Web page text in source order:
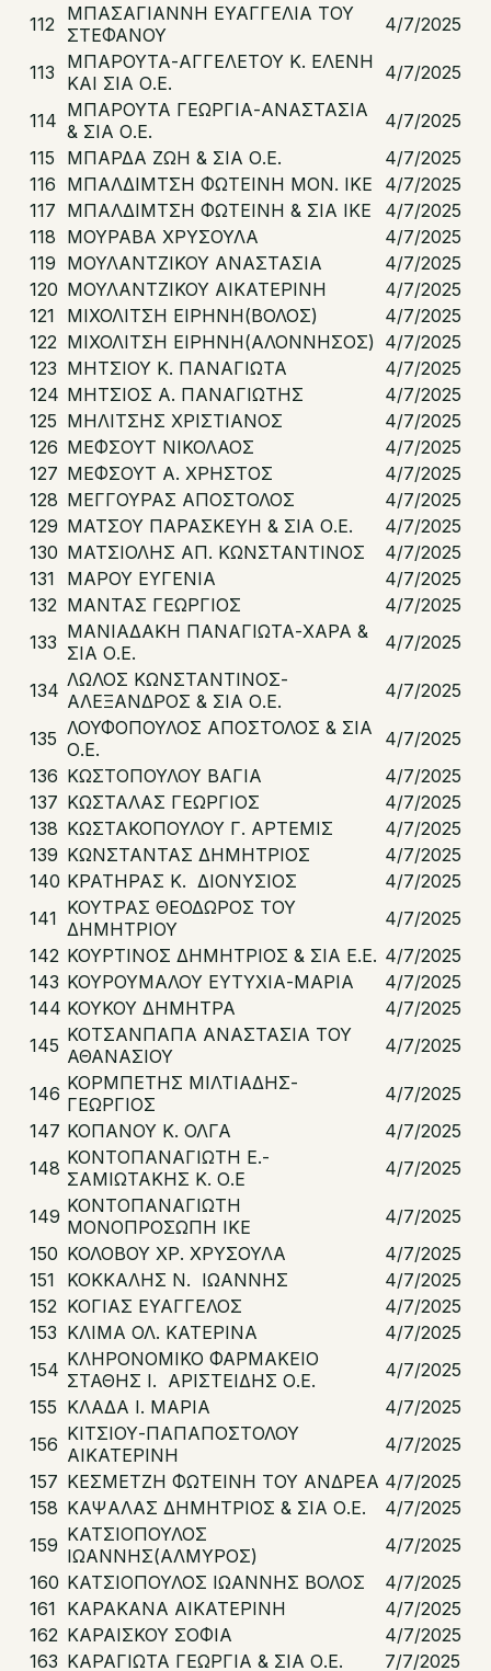
112 ΜΠΑΣΑΓΙΑΝΝΗ ΕΥΑΓΓΕΛΙΑ ΤΟΥ
ΣΤΕΦΑΝΟΥ
4/7/2025
113
ΜΠΑΡΟΥΤΑ-ΑΓΓΕΛΕΤΟΥ Κ. ΕΛΕΝΗ
ΚΑΙ ΣΙΑ Ο.Ε.
4/7/2025
114 ΜΠΑΡΟΥΤΑ ΓΕΩΡΓΙΑ-ΑΝΑΣΤΑΣΙΑ
& ΣΙΑ Ο.Ε.
4/7/2025
115
ΜΠΑΡΔΑ ΖΩΗ & ΣΙΑ Ο.Ε.
4/7/2025
116 ΜΠΑΛΔΙΜΤΣΗ ΦΩΤΕΙΝΗ ΜΟΝ. ΙΚΕ
4/7/2025
117 ΜΠΑΛΔΙΜΤΣΗ ΦΩΤΕΙΝΗ & ΣΙΑ ΙΚΕ
4/7/2025
118 ΜΟΥΡΑΒΑ ΧΡΥΣΟΥΛΑ
4/7/2025
119 ΜΟΥΛΑΝΤΖΙΚΟΥ ΑΝΑΣΤΑΣΙΑ
4/7/2025
120 ΜΟΥΛΑΝΤΖΙΚΟΥ ΑΙΚΑΤΕΡΙΝΗ
4/7/2025
121
ΜΙΧΟΛΙΤΣΗ ΕΙΡΗΝΗ(ΒΟΛΟΣ)
4/7/2025
122 ΜΙΧΟΛΙΤΣΗ ΕΙΡΗΝΗ(ΑΛΟΝΝΗΣΟΣ) 4/7/2025
123 ΜΗΤΣΙΟΥ Κ. ΠΑΝΑΓΙΩΤΑ
4/7/2025
124 ΜΗΤΣΙΟΣ Α. ΠΑΝΑΓΙΩΤΗΣ
4/7/2025
125 ΜΗΛΙΤΣΗΣ ΧΡΙΣΤΙΑΝΟΣ
4/7/2025
126 ΜΕΦΣΟΥΤ ΝΙΚΟΛΑΟΣ
4/7/2025
127 ΜΕΦΣΟΥΤ Α. ΧΡΗΣΤΟΣ
4/7/2025
128 ΜΕΓΓΟΥΡΑΣ ΑΠΟΣΤΟΛΟΣ
4/7/2025
129 ΜΑΤΣΟΥ ΠΑΡΑΣΚΕΥΗ & ΣΙΑ Ο.Ε.
4/7/2025
130 ΜΑΤΣΙΟΛΗΣ ΑΠ. ΚΩΝΣΤΑΝΤΙΝΟΣ
4/7/2025
131
ΜΑΡΟΥ ΕΥΓΕΝΙΑ
4/7/2025
132 ΜΑΝΤΑΣ ΓΕΩΡΓΙΟΣ
4/7/2025
133 ΜΑΝΙΑΔΑΚΗ ΠΑΝΑΓΙΩΤΑ-ΧΑΡΑ &
ΣΙΑ Ο.Ε.
4/7/2025
134 ΛΩΛΟΣ ΚΩΝΣΤΑΝΤΙΝΟΣ-
ΑΛΕΞΑΝΔΡΟΣ & ΣΙΑ Ο.Ε.
4/7/2025
135 ΛΟΥΦΟΠΟΥΛΟΣ ΑΠΟΣΤΟΛΟΣ & ΣΙΑ
Ο.Ε.
4/7/2025
136 ΚΩΣΤΟΠΟΥΛΟΥ ΒΑΓΙΑ
4/7/2025
137 ΚΩΣΤΑΛΑΣ ΓΕΩΡΓΙΟΣ
4/7/2025
138 ΚΩΣΤΑΚΟΠΟΥΛΟΥ Γ. ΑΡΤΕΜΙΣ
4/7/2025
139 ΚΩΝΣΤΑΝΤΑΣ ΔΗΜΗΤΡΙΟΣ
4/7/2025
140 ΚΡΑΤΗΡΑΣ Κ. ΔΙΟΝΥΣΙΟΣ
4/7/2025
141 ΚΟΥΤΡΑΣ ΘΕΟΔΩΡΟΣ ΤΟΥ
ΔΗΜΗΤΡΙΟΥ
4/7/2025
142 ΚΟΥΡΤΙΝΟΣ ΔΗΜΗΤΡΙΟΣ & ΣΙΑ Ε.Ε. 4/7/2025
143 ΚΟΥΡΟΥΜΑΛΟΥ ΕΥΤΥΧΙΑ-ΜΑΡΙΑ
4/7/2025
144 ΚΟΥΚΟΥ ΔΗΜΗΤΡΑ
4/7/2025
145 ΚΟΤΣΑΝΠΑΠΑ ΑΝΑΣΤΑΣΙΑ ΤΟΥ
ΑΘΑΝΑΣΙΟΥ
4/7/2025
146 ΚΟΡΜΠΕΤΗΣ ΜΙΛΤΙΑΔΗΣ-
ΓΕΩΡΓΙΟΣ
4/7/2025
147 ΚΟΠΑΝΟΥ Κ. ΟΛΓΑ
4/7/2025
148 ΚΟΝΤΟΠΑΝΑΓΙΩΤΗ Ε.-
ΣΑΜΙΩΤΑΚΗΣ Κ. Ο.Ε
4/7/2025
149 ΚΟΝΤΟΠΑΝΑΓΙΩΤΗ
ΜΟΝΟΠΡΟΣΩΠΗ ΙΚΕ
4/7/2025
150 ΚΟΛΟΒΟΥ ΧΡ. ΧΡΥΣΟΥΛΑ
4/7/2025
151
ΚΟΚΚΑΛΗΣ Ν. ΙΩΑΝΝΗΣ
4/7/2025
152 ΚΟΓΙΑΣ ΕΥΑΓΓΕΛΟΣ
4/7/2025
153 ΚΛΙΜΑ ΟΛ. ΚΑΤΕΡΙΝΑ
4/7/2025
154 ΚΛΗΡΟΝΟΜΙΚΟ ΦΑΡΜΑΚΕΙΟ
ΣΤΑΘΗΣ Ι. ΑΡΙΣΤΕΙΔΗΣ Ο.Ε.
4/7/2025
155 ΚΛΑΔΑ Ι. ΜΑΡΙΑ
4/7/2025
156 ΚΙΤΣΙΟΥ-ΠΑΠΑΠΟΣΤΟΛΟΥ
ΑΙΚΑΤΕΡΙΝΗ
4/7/2025
157 ΚΕΣΜΕΤΖΗ ΦΩΤΕΙΝΗ ΤΟΥ ΑΝΔΡΕΑ 4/7/2025
158 ΚΑΨΑΛΑΣ ΔΗΜΗΤΡΙΟΣ & ΣΙΑ Ο.Ε.
4/7/2025
159 ΚΑΤΣΙΟΠΟΥΛΟΣ
ΙΩΑΝΝΗΣ(ΑΛΜΥΡΟΣ)
4/7/2025
160 ΚΑΤΣΙΟΠΟΥΛΟΣ ΙΩΑΝΝΗΣ ΒΟΛΟΣ
4/7/2025
161 ΚΑΡΑΚΑΝΑ ΑΙΚΑΤΕΡΙΝΗ
4/7/2025
162 ΚΑΡΑΙΣΚΟΥ ΣΟΦΙΑ
4/7/2025
163 ΚΑΡΑΓΙΩΤΑ ΓΕΩΡΓΙΑ & ΣΙΑ Ο.Ε. 7/7/2025